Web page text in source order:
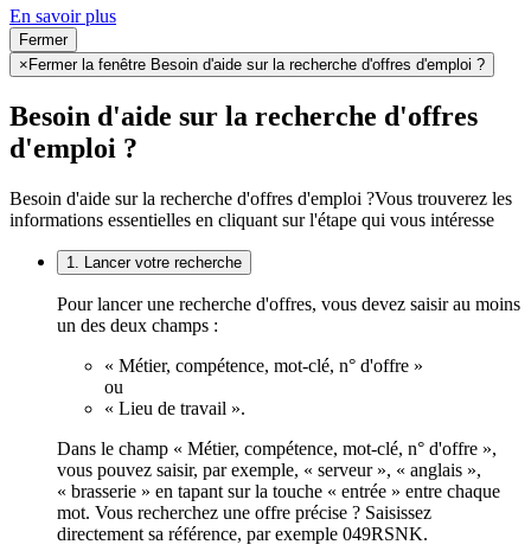
En savoir plus
Fermer
× Fermer la fenêtre Besoin d'aide sur la recherche d'offres d'emploi ?
Besoin d'aide sur la recherche d'offres
d'emploi ?
Besoin d'aide sur la recherche d'offres d'emploi ?Vous trouverez les
informations essentielles en cliquant sur l'étape qui vous intéresse
1. Lancer votre recherche
Pour lancer une recherche d'offres, vous devez saisir au moins
un des deux champs :
« Métier, compétence, mot-clé, n° d'offre »
ou
« Lieu de travail ».
Dans le champ « Métier, compétence, mot-clé, n° d'offre »,
vous pouvez saisir, par exemple, « serveur », « anglais »,
« brasserie » en tapant sur la touche « entrée » entre chaque
mot. Vous recherchez une offre précise ? Saisissez
directement sa référence, par exemple 049RSNK.